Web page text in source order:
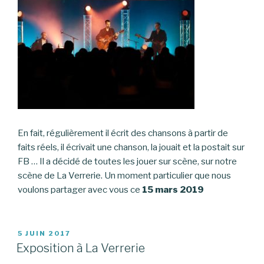
En fait, régulièrement il écrit des chansons à partir de
faits réels, il écrivait une chanson, la jouait et la postait sur
FB … Il a décidé de toutes les jouer sur scène, sur notre
scène de La Verrerie. Un moment particulier que nous
voulons partager avec vous ce 15 mars 2019
PUBLIÉ
LE
5 JUIN 2017
Exposition à La Verrerie